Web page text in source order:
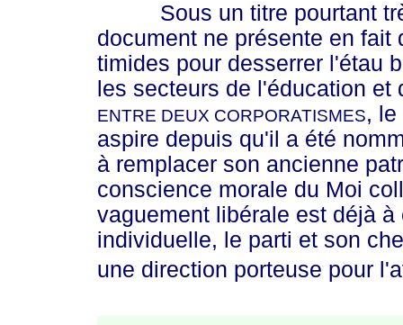
Sous un titre pourtant
document ne présente en
timides pour desserrer l'étau
les secteurs de l'éducation
ENTRE DEUX CORPORATISMES, le
aspire depuis qu'il a été
à remplacer son ancienne
conscience morale du Moi
vaguement libérale est déjà
individuelle, le parti et son
une direction porteuse pour